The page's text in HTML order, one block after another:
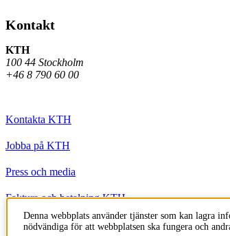
Kontakt
KTH
100 44 Stockholm
+46 8 790 60 00
Kontakta KTH
Jobba på KTH
Press och media
Faktura och betalning KTH
Om KTH:s webbplatser
Denna webbplats använder tjänster som kan lagra
nödvändiga för att webbplatsen ska fungera och